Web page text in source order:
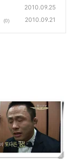
2010.09.25
(0) 2010.09.21